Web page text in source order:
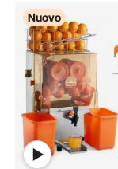
Nuovo